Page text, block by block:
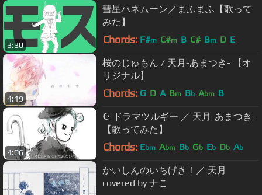
3:30
彗星ハネムーン／まふまふ【歌って
みた】
Chords: F#m C#m B C# Bm D E
4:19
桜のじゅもん / 天月-あまつき- 【オ
リジナル】
Chords: G D A Bm Bb Abm B
4:06
☪ ドラマツルギー ／ 天月-あまつき-
【歌ってみた】
Chords: Ebm Abm Bb Gb Eb Db Ab
かいしんのいちげき！／ 天月
covered by ナこ